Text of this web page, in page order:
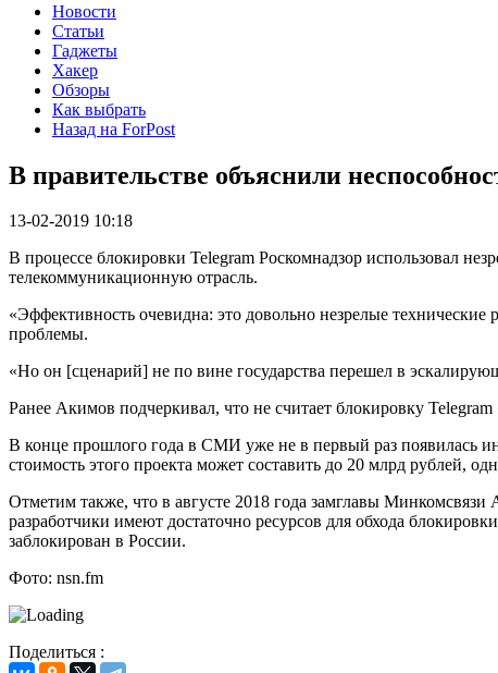
Новости
Статьи
Гаджеты
Хакер
Обзоры
Как выбрать
Назад на ForPost
В правительстве объяснили
13-02-2019 10:18
В процессе блокировки Telegram Роскомнадзор использовал
телекоммуникационную отрасль.
«Эффективность очевидна: это довольно незрелые
проблемы.
​«Но он [сценарий] не по вине государства перешел в
Ранее Акимов подчеркивал, что не считает блокировку
В конце прошлого года в СМИ уже не в первый раз появилась
стоимость этого проекта может составить до 20 млрд рублей,
Отметим также, что в августе 2018 года замглавы Минкомсвязи
разработчики имеют достаточно ресурсов для обхода
заблокирован в России.
Фото: nsn.fm
Поделиться :